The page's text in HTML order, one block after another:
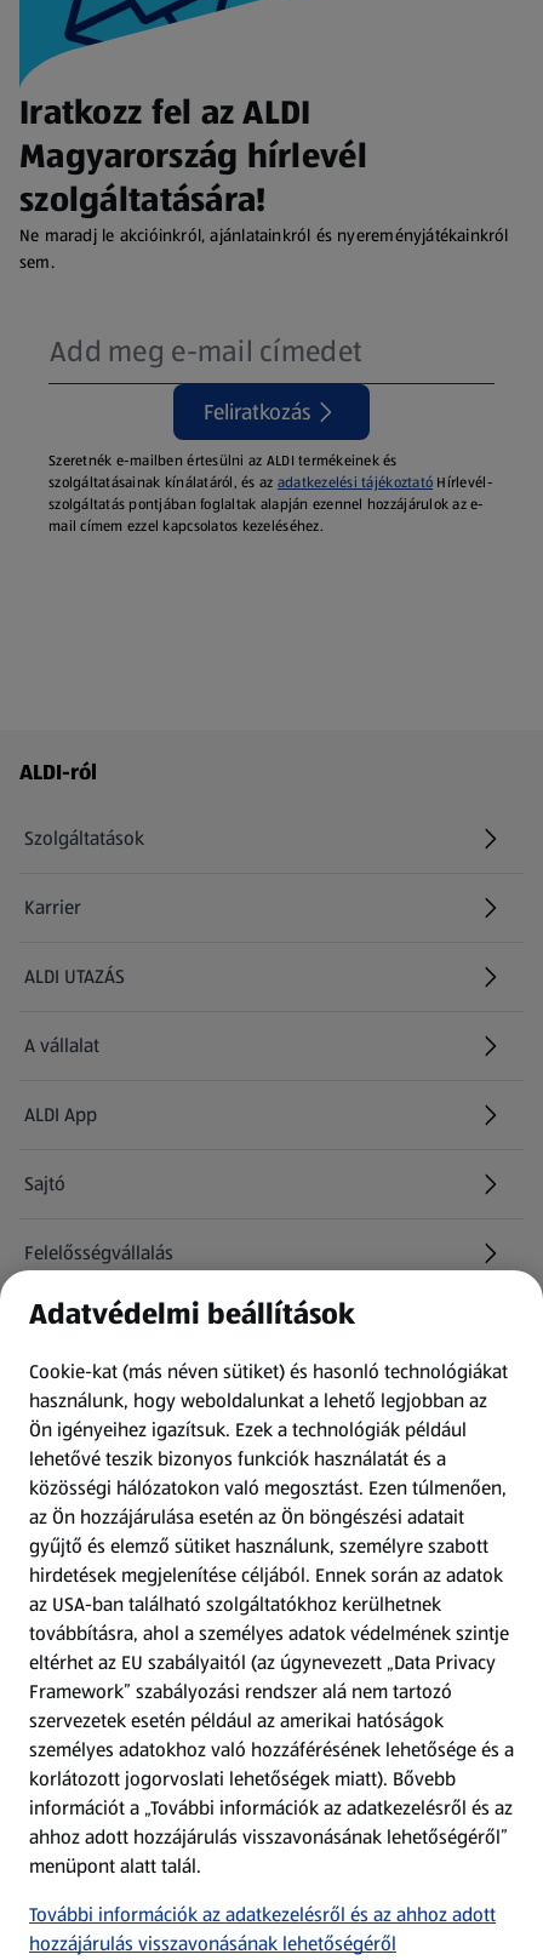
Iratkozz fel az ALDI
Magyarország hírlevél
szolgáltatására!
Ne maradj le akcióinkról, ajánlatainkról és nyereményjátékainkról
sem.
Feliratkozás
Szeretnék e-mailben értesülni az ALDI termékeinek és
szolgáltatásainak kínálatáról, és az adatkezelési tájékoztató Hírlevél-
szolgáltatás pontjában foglaltak alapján ezennel hozzájárulok az e-
mail címem ezzel kapcsolatos kezeléséhez.
Láblécmenü - további linkek
ALDI-ról
Szolgáltatások
Karrier
(új oldalon nyílik meg)
ALDI UTAZÁS
(új oldalon nyílik meg)
A vállalat
ALDI App
Sajtó
Felelősségvállalás
Információk
Kérdőív
Fizetési lehetőségek
ALDI utalványok
Árcsökkentés
Adattörlő alkalmazás
Szervizpont
(új oldalon nyílik meg)
Fedezz fel minket az interneten!
Töltsd le az ALDI Magyarország applikációt!
Adatvédelmi beállítások
Cookie-kat (más néven sütiket) és hasonló technológiákat
használunk, hogy weboldalunkat a lehető legjobban az
Ön igényeihez igazítsuk. Ezek a technológiák például
lehetővé teszik bizonyos funkciók használatát és a
közösségi hálózatokon való megosztást. Ezen túlmenően,
az Ön hozzájárulása esetén az Ön böngészési adatait
gyűjtő és elemző sütiket használunk, személyre szabott
hirdetések megjelenítése céljából. Ennek során az adatok
az USA-ban található szolgáltatókhoz kerülhetnek
továbbításra, ahol a személyes adatok védelmének szintje
eltérhet az EU szabályaitól (az úgynevezett „Data Privacy
Framework” szabályozási rendszer alá nem tartozó
szervezetek esetén például az amerikai hatóságok
személyes adatokhoz való hozzáférésének lehetősége és a
korlátozott jogorvoslati lehetőségek miatt). Bővebb
információt a „További információk az adatkezelésről és az
ahhoz adott hozzájárulás visszavonásának lehetőségéről”
menüpont alatt talál.
További információk az adatkezelésről és az ahhoz adott
hozzájárulás visszavonásának lehetőségéről